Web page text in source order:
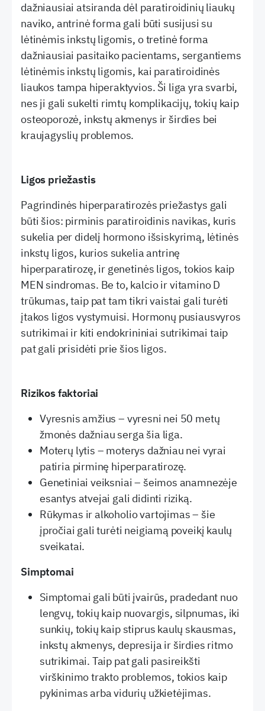
dažniausiai atsiranda dėl paratiroidinių liaukų
naviko, antrinė forma gali būti susijusi su
lėtinėmis inkstų ligomis, o tretinė forma
dažniausiai pasitaiko pacientams, sergantiems
lėtinėmis inkstų ligomis, kai paratiroidinės
liaukos tampa hiperaktyvios. Ši liga yra svarbi,
nes ji gali sukelti rimtų komplikacijų, tokių kaip
osteoporozė, inkstų akmenys ir širdies bei
kraujagyslių problemos.
Ligos priežastis
Pagrindinės hiperparatirozės priežastys gali
būti šios: pirminis paratiroidinis navikas, kuris
sukelia per didelį hormono išsiskyrimą, lėtinės
inkstų ligos, kurios sukelia antrinę
hiperparatirozę, ir genetinės ligos, tokios kaip
MEN sindromas. Be to, kalcio ir vitamino D
trūkumas, taip pat tam tikri vaistai gali turėti
įtakos ligos vystymuisi. Hormonų pusiausvyros
sutrikimai ir kiti endokrininiai sutrikimai taip
pat gali prisidėti prie šios ligos.
Rizikos faktoriai
Vyresnis amžius – vyresni nei 50 metų
žmonės dažniau serga šia liga.
Moterų lytis – moterys dažniau nei vyrai
patiria pirminę hiperparatirozę.
Genetiniai veiksniai – šeimos anamnezėje
esantys atvejai gali didinti riziką.
Rūkymas ir alkoholio vartojimas – šie
įpročiai gali turėti neigiamą poveikį kaulų
sveikatai.
Simptomai
Simptomai gali būti įvairūs, pradedant nuo
lengvų, tokių kaip nuovargis, silpnumas, iki
sunkių, tokių kaip stiprus kaulų skausmas,
inkstų akmenys, depresija ir širdies ritmo
sutrikimai. Taip pat gali pasireikšti
virškinimo trakto problemos, tokios kaip
pykinimas arba vidurių užkietėjimas.